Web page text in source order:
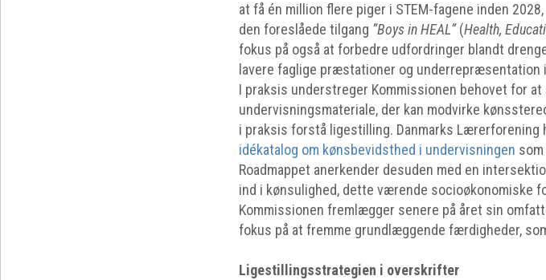
at få én million flere piger i STEM-fagene inden
den foreslåede tilgang ”Boys in HEAL”(Health,
fokus på også at forbedre udfordringer blandt
lavere faglige præstationer og
I praksis understreger Kommissionen behovet for
undervisningsmateriale, der kan modvirke
i praksis forstå ligestilling. Danmarks Lærerforening
idékatalog om kønsbevidsthed i undervisningen
Roadmappet anerkender desuden med en
ind i kønsulighed, dette værende socioøkonomiske
Kommissionen fremlægger senere på året sin
fokus på at fremme grundlæggende færdigheder,
Ligestillingsstrategien i overskrifter